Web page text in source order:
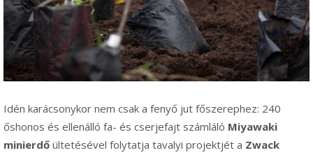
Idén karácsonykor nem csak a fenyő jut főszerephez: 240
őshonos és ellenálló fa- és cserjefajt számláló Miyawaki
minierdő ültetésével folytatja tavalyi projektjét a Zwack